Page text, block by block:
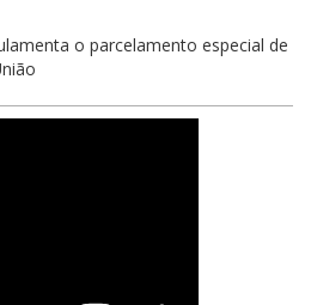
o parcelamento especial de